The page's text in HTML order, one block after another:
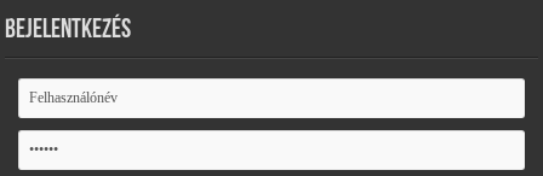
Bejelentkezés